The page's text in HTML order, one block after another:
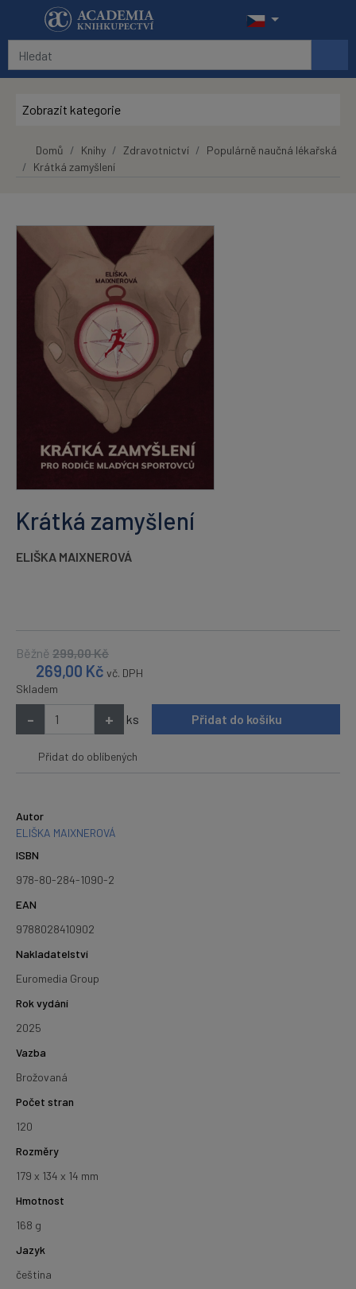
Přeskočit na hlavní obsah
Zobrazit kategorie
Domů Knihy Zdravotnictví
Populárně naučná lékařská
Krátká zamyšlení
Krátká zamyšlení
ELIŠKA MAIXNEROVÁ
Běžně 299,00Kč
269,00 Kč vč. DPH
Skladem
- + ks Přidat do košíku
Přidat do oblíbených
Autor
ELIŠKA MAIXNEROVÁ
ISBN
978-80-284-1090-2
EAN
9788028410902
Nakladatelství
Euromedia Group
Rok vydání
2025
Vazba
Brožovaná
Počet stran
120
Rozměry
179 x 134 x 14 mm
Hmotnost
168 g
Jazyk
čeština